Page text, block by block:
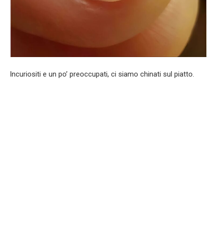
Incuriositi e un po’ preoccupati, ci siamo chinati sul piatto.